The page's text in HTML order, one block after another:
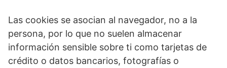
Las cookies se asocian al navegador, no a la
persona, por lo que no suelen almacenar
información sensible sobre ti como tarjetas de
crédito o datos bancarios, fotografías o